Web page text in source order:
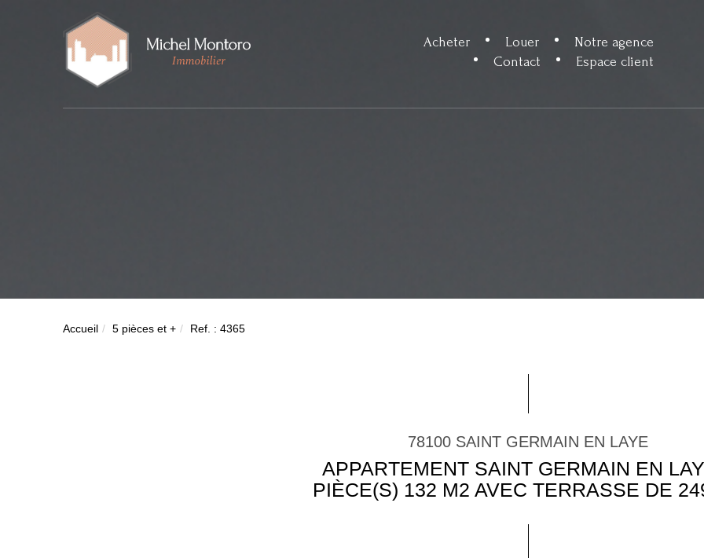
Acheter Louer
Notre agence
Contact
Espace client
Accueil 5 pièces et + Ref. : 4365
78100 SAINT GERMAIN EN LAYE
APPARTEMENT SAINT GERMAIN EN
PIÈCE(S) 132 M2 AVEC TERRASSE DE